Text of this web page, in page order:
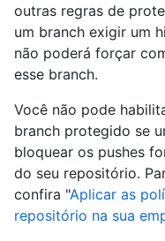
outras regras de
um branch exigir um
não poderá forçar
esse branch.
Você não pode
branch protegido se
bloquear os pushes
do seu repositório.
confira "Aplicar as
repositório na sua